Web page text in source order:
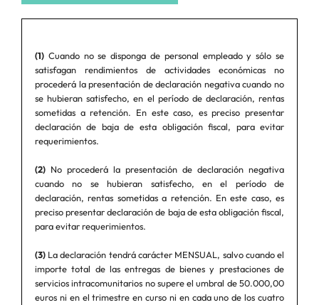
(1)Cuando no se disponga de personal empleado y sólo se
satisfagan rendimientos de actividades económicas no
procederá la presentación de declaración negativa cuando no
se hubieran satisfecho, en el período de declaración, rentas
sometidas a retención. En este caso, es preciso presentar
declaración de baja de esta obligación fiscal, para evitar
requerimientos.
(2)No procederá la presentación de declaración negativa
cuando no se hubieran satisfecho, en el período de
declaración, rentas sometidas a retención. En este caso, es
preciso presentar declaración de baja de esta obligación fiscal,
para evitar requerimientos.
(3)La declaración tendrá carácter MENSUAL, salvo cuando el
importe total de las entregas de bienes y prestaciones de
servicios intracomunitarios no supere el umbral de 50.000,00
euros ni en el trimestre en curso ni en cada uno de los cuatro